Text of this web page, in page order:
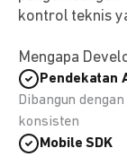
kontrol teknis
Mengapa
Pendekatan
Dibangun
konsisten
Mobile SDK